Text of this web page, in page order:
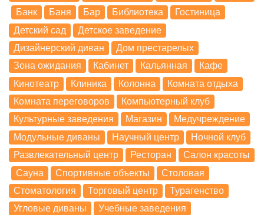
Банк
Баня Бар Библиотека
Гостиница
Детский сад
Детское заведение
Дизайнерский диван
Дом престарелых
Зона ожидания
Кабинет Кальянная
Кафе
Кинотеатр
Клиника Колонна
Комната отдыха
Комната переговоров
Компьютерный клуб
Культурные заведения
Магазин
Медучреждение
Модульные диваны
Научный центр
Ночной клуб
Развлекательный центр
Ресторан
Салон красоты
Сауна
Спортивные объекты
Столовая
Стоматология
Торговый центр
Турагенство
Угловые диваны
Учебные заведения